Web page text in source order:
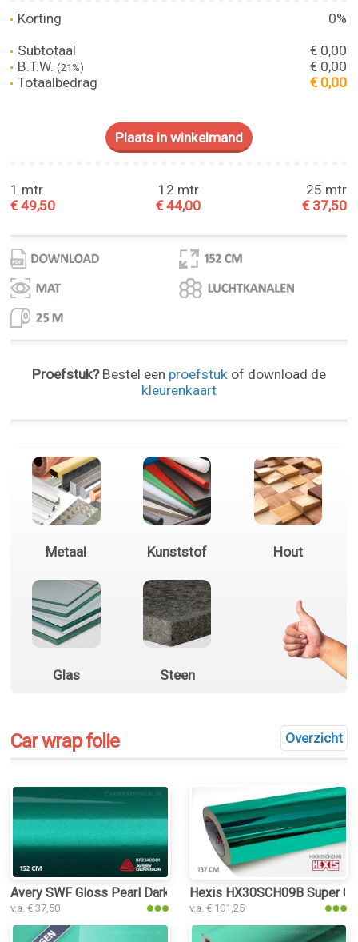
Korting
0%
Subtotaal
€ 0,00
B.T.W.(21%)
€ 0,00
Totaalbedrag
€ 0,00
1 mtr
€ 49,50
12 mtr
€ 44,00
25 mtr
€ 37,50
Proefstuk?Bestel een proefstukof download de
kleurenkaart
Metaal Kunststof Hout
Glas Steen
Overzicht
Car wrap folie
Avery SWF Gloss Pearl Dark Green car wrap folie
v.a. € 37,50
Hexis HX30SCH09B Super
v.a. € 101,25